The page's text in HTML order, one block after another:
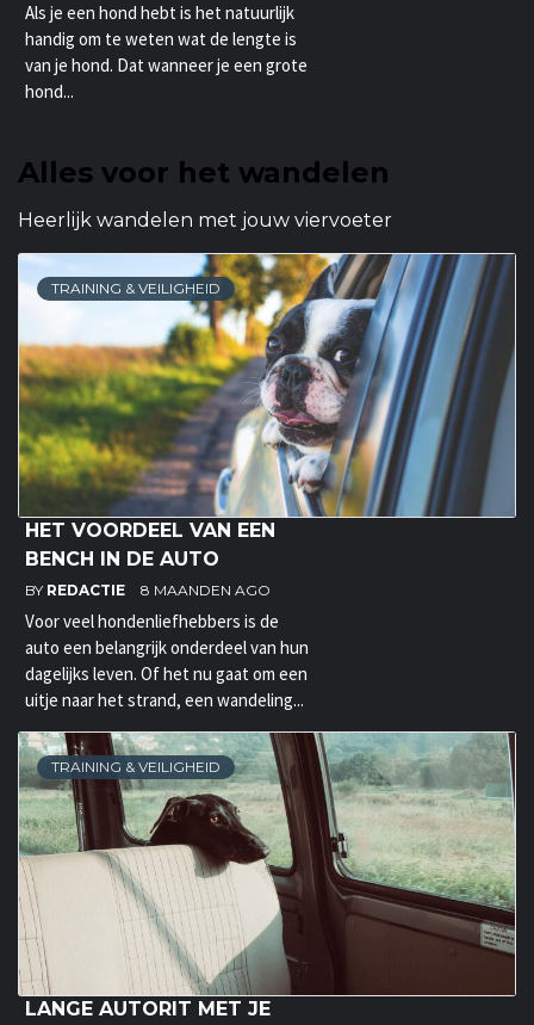
Als je een hond hebt is het natuurlijk
handig om te weten wat de lengte is
van je hond. Dat wanneer je een grote
hond...
Alles voor het wandelen
Heerlijk wandelen met jouw viervoeter
TRAINING & VEILIGHEID
HET VOORDEEL VAN EEN
BENCH IN DE AUTO
BY REDACTIE 8 MAANDEN AGO
Voor veel hondenliefhebbers is de
auto een belangrijk onderdeel van hun
dagelijks leven. Of het nu gaat om een
uitje naar het strand, een wandeling...
TRAINING & VEILIGHEID
LANGE AUTORIT MET JE